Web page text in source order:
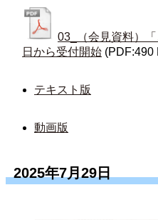
03_（会見資料）
日から受付開始 (PDF:490
テキスト版
動画版
2025年7月29日